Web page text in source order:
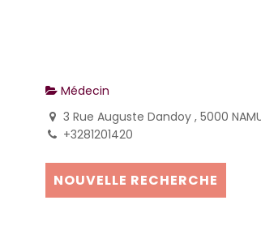
Médecin
3 Rue Auguste Dandoy , 5000
+3281201420
NOUVELLE RECHERCHE